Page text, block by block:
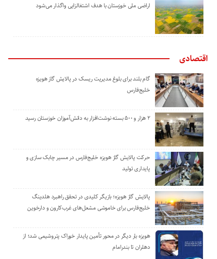
اراضی ملی خوزستان با هدف اشتغالزایی واگذار می‌شود
اقتصادی
گام بلند برای بلوغ مدیریت ریسک در پالایش گاز هویزه
خلیج‌فارس
۲ هزار و ۵۰۰ بسته نوشت‌افزار به دانش‌آموزان خوزستان رسید
حرکت پالایش گاز هویزه خلیج‌فارس در مسیر چابک سازی و
پایداری تولید
پالایش گاز هویزه؛ بازیگر کلیدی در تحقق راهبرد هلدینگ
خلیج‌فارس برای خاموشی مشعل‌های غرب‌کارون و دارخوین
هویزه بار دیگر در محور تأمین پایدار خوراک پتروشیمی شد؛ از
دهلران تا بندرامام